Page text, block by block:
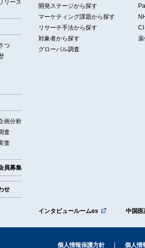
リース
つ
画分析
査
査
員募集
せ
開発ステージから探す
マーケティング課題から探す
リサーチ手法から探す
対象者から探す
グローバル調査
CI
インタビュールームes 中国医
個人情報保護方針 個人情